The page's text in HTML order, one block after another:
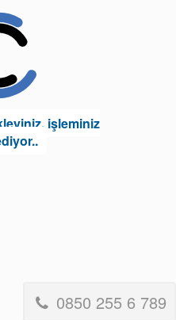
0850 255 6 789
işleminiz